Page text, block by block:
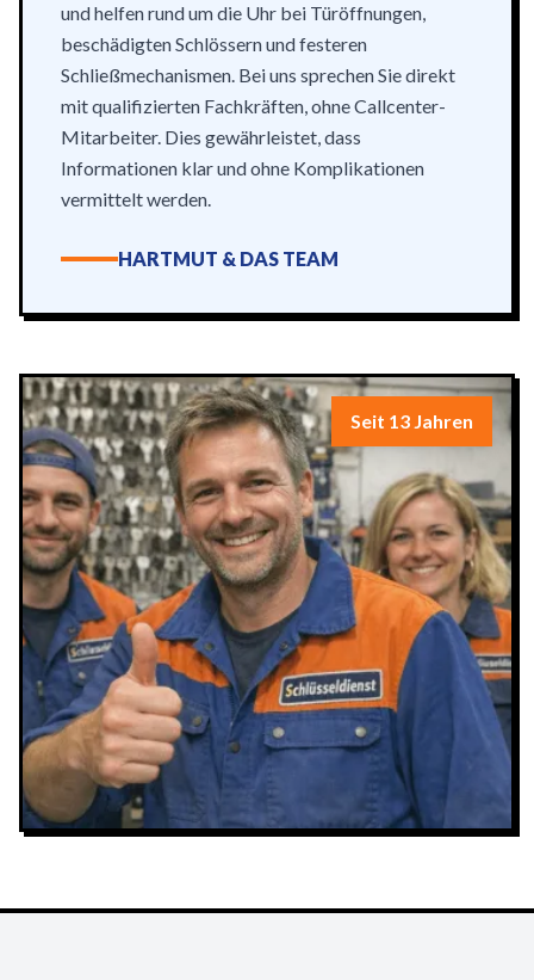
und helfen rund um die Uhr bei Türöffnungen,
beschädigten Schlössern und festeren
Schließmechanismen. Bei uns sprechen Sie direkt
mit qualifizierten Fachkräften, ohne Callcenter-
Mitarbeiter. Dies gewährleistet, dass
Informationen klar und ohne Komplikationen
vermittelt werden.
HARTMUT & DAS TEAM
Seit 13 Jahren